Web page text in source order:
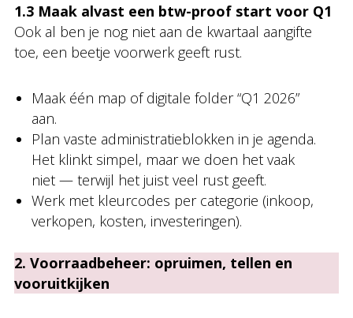
1.3 Maak alvast een btw-proof start voor Q1
Ook al ben je nog niet aan de kwartaal­ aangifte
toe, een beetje voorwerk geeft rust.
Maak één map of digitale folder “Q1 2026”
aan.
Plan vaste administratieblokken in je agenda.
Het klinkt simpel, maar we doen het vaak
niet — terwijl het juist veel rust geeft.
Werk met kleurcodes per categorie (inkoop,
verkopen, kosten, investeringen).
2. Voorraadbeheer: opruimen, tellen en
vooruitkijken